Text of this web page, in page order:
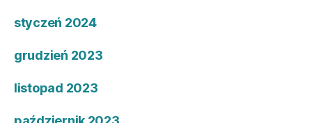
styczeń 2024
grudzień 2023
listopad 2023